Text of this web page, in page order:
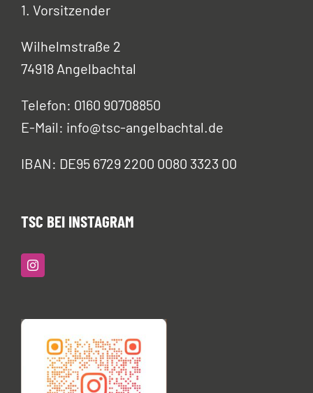
1. Vorsitzender
Wilhelmstraße 2
74918 Angelbachtal
Telefon: 0160 90708850
E-Mail: info@tsc-angelbachtal.de
IBAN: DE95 6729 2200 0080 3323 00
TSC BEI INSTAGRAM